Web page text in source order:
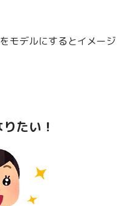
モデルにするとイメージ
たい！